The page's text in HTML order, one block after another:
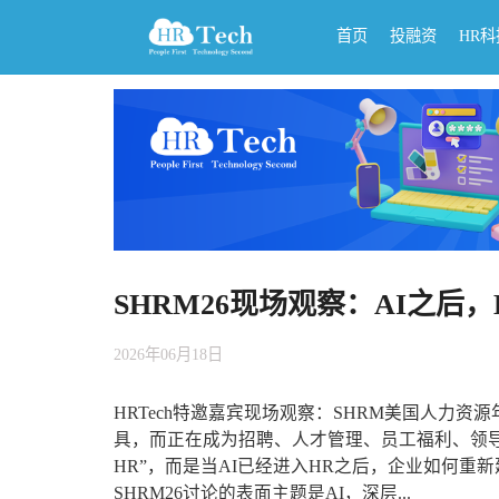
首页 投融资 HR
SHRM26现场观察：AI之后
2026年06月18日
HRTech特邀嘉宾现场观察：SHRM美国人力资
具，而正在成为招聘、人才管理、员工福利、
HR”，而是当AI已经进入HR之后，企业如何重
SHRM26讨论的表面主题是AI，深层...